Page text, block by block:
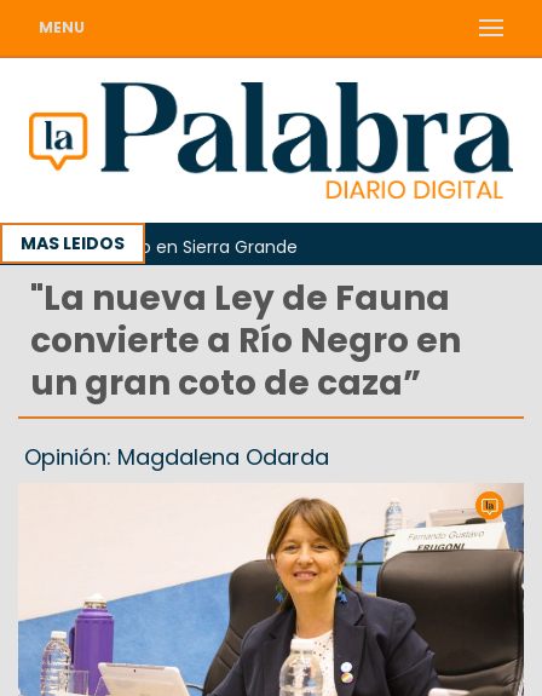
MENU
MAS LEIDOSen Sierra Grande
"La nueva Ley de Fauna
convierte a Río Negro en
un gran coto de caza”
Opinión: Magdalena Odarda